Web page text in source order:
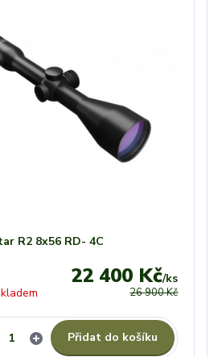
R2 8x56 RD- 4C
26 900 Kč
22 400 Kč/ks
Přidat do košíku